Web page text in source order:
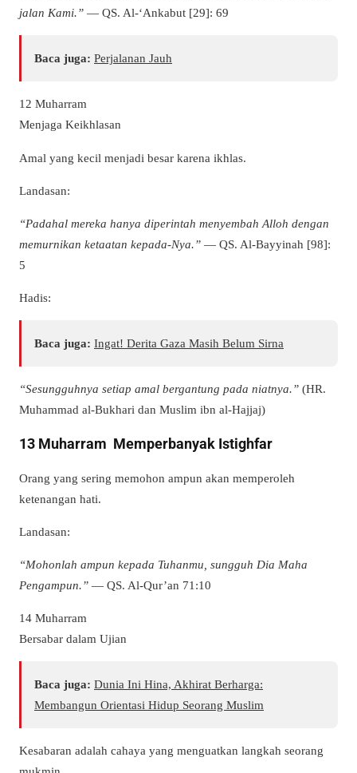
jalan Kami.” — QS. Al-‘Ankabut [29]: 69
Baca juga: Perjalanan Jauh
12 Muharram
Menjaga Keikhlasan
Amal yang kecil menjadi besar karena ikhlas.
Landasan:
“Padahal mereka hanya diperintah menyembah Alloh dengan
memurnikan ketaatan kepada-Nya.” — QS. Al-Bayyinah [98]:
5
Hadis:
Baca juga: Ingat! Derita Gaza Masih Belum Sirna
“Sesungguhnya setiap amal bergantung pada niatnya.” (HR.
Muhammad al-Bukhari dan Muslim ibn al-Hajjaj)
13 Muharram Memperbanyak Istighfar
Orang yang sering memohon ampun akan memperoleh
ketenangan hati.
Landasan:
“Mohonlah ampun kepada Tuhanmu, sungguh Dia Maha
Pengampun.” — QS. Al-Qur’an 71:10
14 Muharram
Bersabar dalam Ujian
Baca juga: Dunia Ini Hina, Akhirat Berharga:
Membangun Orientasi Hidup Seorang Muslim
Kesabaran adalah cahaya yang menguatkan langkah seorang